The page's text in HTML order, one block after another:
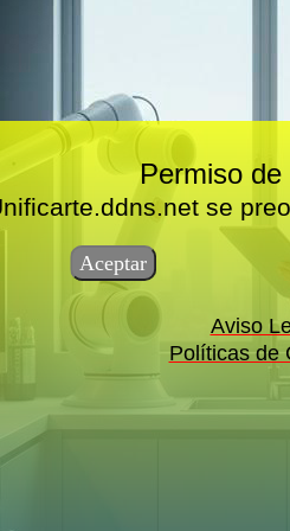
Permiso de
se
Aviso
Políticas de